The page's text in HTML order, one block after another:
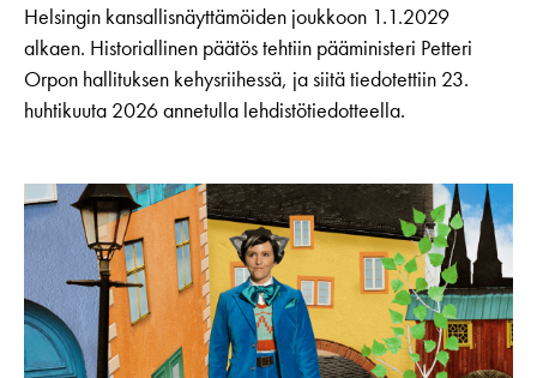
Helsingin kansallisnäyttämöiden joukkoon 1.1.2029
alkaen. Historiallinen päätös tehtiin pääministeri Petteri
Orpon hallituksen kehysriihessä, ja siitä tiedotettiin 23.
huhtikuuta 2026 annetulla lehdistötiedotteella.